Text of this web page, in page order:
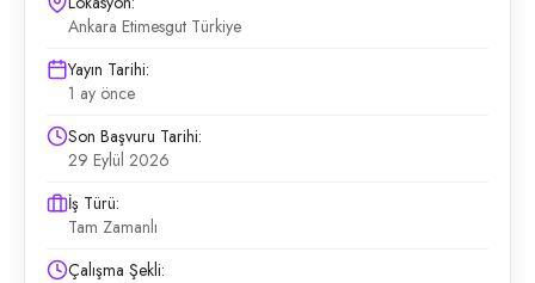
Ankara Etimesgut Türkiye
Yayın Tarihi:
1 ay önce
Son Başvuru Tarihi:
29 Eylül 2026
İş Türü:
Tam Zamanlı
Çalışma Şekli: